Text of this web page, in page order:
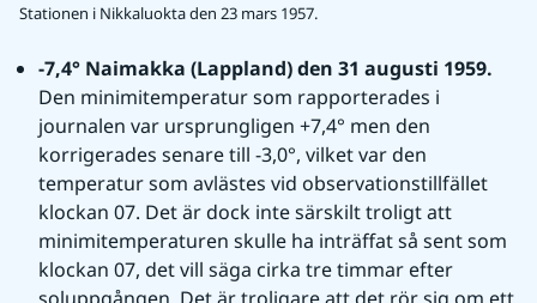
Stationen i Nikkaluokta den 23 mars 1957.
Den minimitemperatur som rapporterades i
journalen var ursprungligen +7,4° men den
korrigerades senare till -3,0°, vilket var den
temperatur som avlästes vid observationstillfället
klockan 07. Det är dock inte särskilt troligt att
minimitemperaturen skulle ha inträffat så sent som
klockan 07, det vill säga cirka tre timmar efter
soluppgången. Det är troligare att det rör sig om ett